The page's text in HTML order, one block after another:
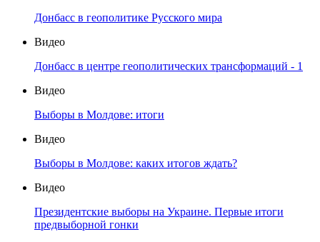
Донбасс в геополитике Русского мира
Видео
Донбасс в центре геополитических трансформаций - 1
Видео
Выборы в Молдове: итоги
Видео
Выборы в Молдове: каких итогов ждать?
Видео
Президентские выборы на Украине. Первые итоги
предвыборной гонки